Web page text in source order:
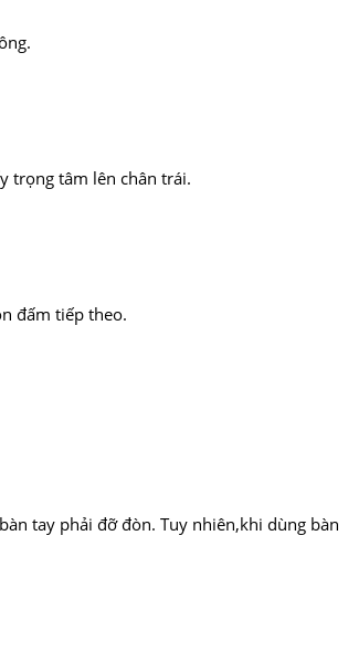
trọng tâm lên chân trái.
đấm tiếp theo.
tay phải đỡ đòn. Tuy nhiên,khi dùng bàn